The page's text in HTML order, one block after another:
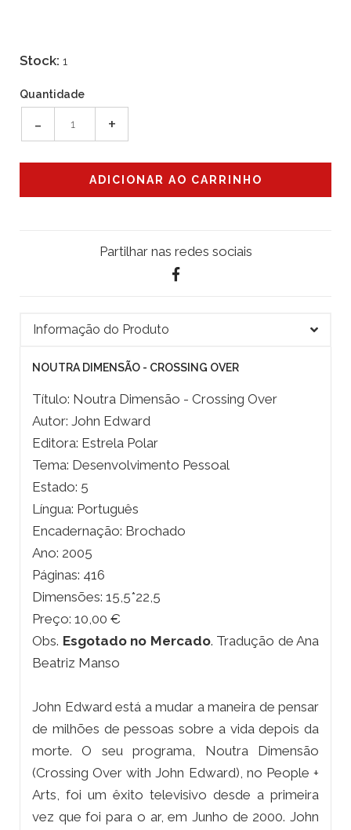
Stock: 1
Quantidade
- +
Partilhar nas redes sociais
Informação do Produto
NOUTRA DIMENSÃO - CROSSING OVER
Título: Noutra Dimensão - Crossing Over
Autor: John Edward
Editora: Estrela Polar
Tema: Desenvolvimento Pessoal
Estado: 5
Língua: Português
Encadernação: Brochado
Ano: 2005
Páginas: 416
Dimensões: 15,5*22,5
Preço: 10,00 €
Obs. Esgotado no Mercado. Tradução de Ana
Beatriz Manso
John Edward está a mudar a maneira de pensar
de milhões de pessoas sobre a vida depois da
morte. O seu programa, Noutra Dimensão
(Crossing Over with John Edward), no People +
Arts, foi um êxito televisivo desde a primeira
vez que foi para o ar, em Junho de 2000. John